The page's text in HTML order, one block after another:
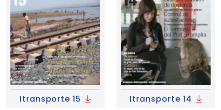
Itransporte 15 Itransporte 14